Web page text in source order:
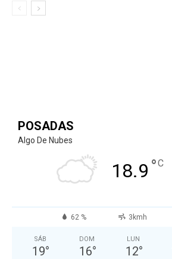
POSADAS
Algo De Nubes
18.9 °C
62 % 3kmh
SÁB
19°
DOM
16°
LUN
12°